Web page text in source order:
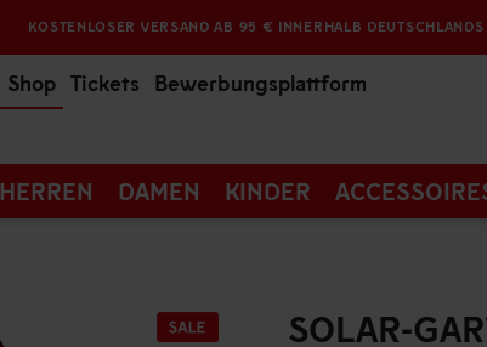
KOSTENLOSER VERSAND AB 95 € INNERHALB DEUTSCHLANDS
Shop Tickets Bewerbungsplattform
HERREN DAMEN KINDER
SOLAR-